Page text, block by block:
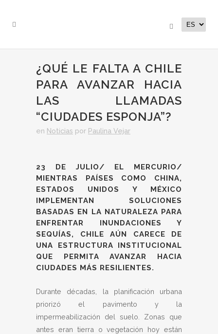
¿QUÉ LE FALTA A CHILE
PARA AVANZAR HACIA
LAS LLAMADAS
“CIUDADES ESPONJA”?
en Noticias por Paulina Vejar
23 DE JULIO/ EL MERCURIO/
MIENTRAS PAÍSES COMO CHINA,
ESTADOS UNIDOS Y MÉXICO
IMPLEMENTAN SOLUCIONES
BASADAS EN LA NATURALEZA PARA
ENFRENTAR INUNDACIONES Y
SEQUÍAS, CHILE AÚN CARECE DE
UNA ESTRUCTURA INSTITUCIONAL
QUE PERMITA AVANZAR HACIA
CIUDADES MÁS RESILIENTES.
Durante décadas, la planificación urbana
priorizó el pavimento y la
impermeabilización del suelo. Zonas que
antes eran tierra o vegetación hoy están